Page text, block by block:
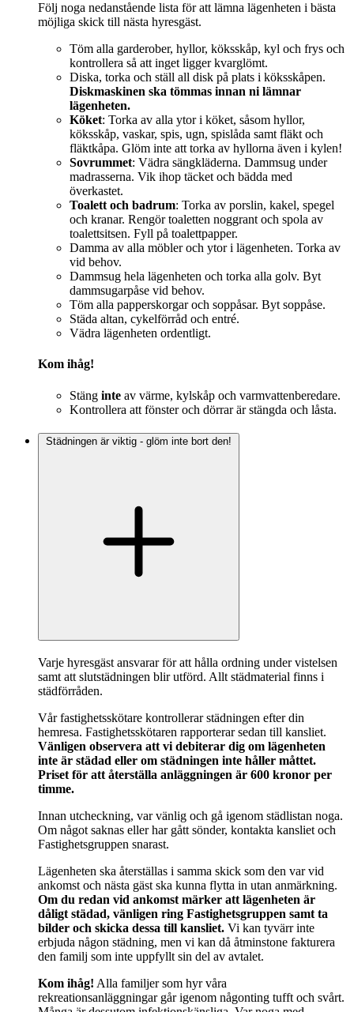
Följ noga nedanstående lista för att lämna lägenheten i bästa
möjliga skick till nästa hyresgäst.
Töm alla garderober, hyllor, köksskåp, kyl och frys och
kontrollera så att inget ligger kvarglömt.
Diska, torka och ställ all disk på plats i köksskåpen.
Diskmaskinen ska tömmas innan ni lämnar
lägenheten.
Köket: Torka av alla ytor i köket, såsom hyllor,
köksskåp, vaskar, spis, ugn, spislåda samt fläkt och
fläktkåpa. Glöm inte att torka av hyllorna även i kylen!
Sovrummet: Vädra sängkläderna. Dammsug under
madrasserna. Vik ihop täcket och bädda med
överkastet.
Toalett och badrum: Torka av porslin, kakel, spegel
och kranar. Rengör toaletten noggrant och spola av
toalettsitsen. Fyll på toalettpapper.
Damma av alla möbler och ytor i lägenheten. Torka av
vid behov.
Dammsug hela lägenheten och torka alla golv. Byt
dammsugarpåse vid behov.
Töm alla papperskorgar och soppåsar. Byt soppåse.
Städa altan, cykelförråd och entré.
Vädra lägenheten ordentligt.
Kom ihåg!
Stäng inte av värme, kylskåp och varmvattenberedare.
Kontrollera att fönster och dörrar är stängda och låsta.
Städningen är viktig - glöm inte bort den!
Varje hyresgäst ansvarar för att hålla ordning under vistelsen
samt att slutstädningen blir utförd. Allt städmaterial finns i
städförråden.
Vår fastighetsskötare kontrollerar städningen efter din
hemresa. Fastighetsskötaren rapporterar sedan till kansliet.
Vänligen observera att vi debiterar dig om lägenheten
inte är städad eller om städningen inte håller måttet.
Priset för att återställa anläggningen är 600 kronor per
timme.
Innan utcheckning, var vänlig och gå igenom städlistan noga.
Om något saknas eller har gått sönder, kontakta kansliet och
Fastighetsgruppen snarast.
Lägenheten ska återställas i samma skick som den var vid
ankomst och nästa gäst ska kunna flytta in utan anmärkning.
Om du redan vid ankomst märker att lägenheten är
dåligt städad, vänligen ring Fastighetsgruppen samt ta
bilder och skicka dessa till kansliet. Vi kan tyvärr inte
erbjuda någon städning, men vi kan då åtminstone fakturera
den familj som inte uppfyllt sin del av avtalet.
Kom ihåg! Alla familjer som hyr våra
rekreationsanläggningar går igenom någonting tufft och svårt.